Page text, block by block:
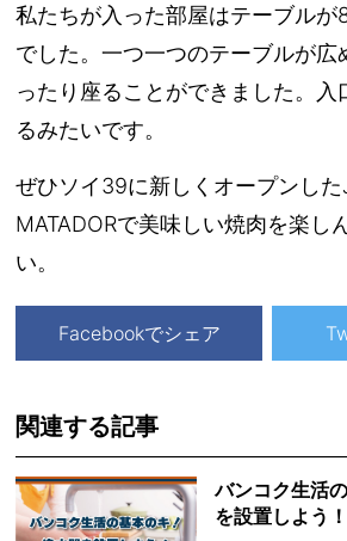
私たちが入った部屋はテーブルが
でした。一つ一つのテーブルが広
ったり座ることができました。入
るみたいです。
ぜひソイ39に新しくオープンし
MATADORで美味しい焼肉を楽し
い。
Facebookでシェア
関連する記事
バンコク生活
を設置しよう！